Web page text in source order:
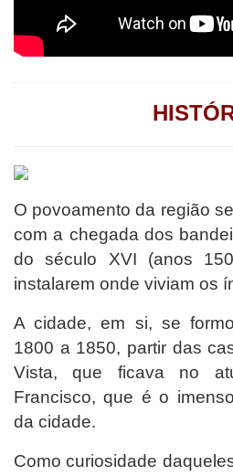
O povoamento da região
com a chegada dos
do século XVI (anos
instalarem onde viviam os
A cidade, em si, se
1800 a 1850, partir das
Vista, que ficava no
Francisco, que é o
da cidade.
Como curiosidade